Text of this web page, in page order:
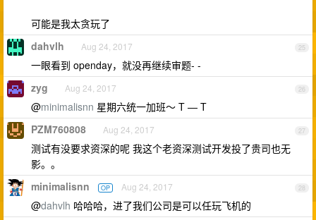
可能是我太贪玩了
25
dahvlh Aug 24, 2017
一眼看到 openday，就没再继续审题- -
26
zyg Aug 24, 2017
@minimalisnn 星期六统一加班～ T — T
27
PZM760808 Aug 24, 2017
测试有没要求资深的呢 我这个老资深测试开发投了贵司也无
影。。
28
minimalisnn OP Aug 24, 2017
@dahvlh 哈哈哈，进了我们公司是可以任玩飞机的